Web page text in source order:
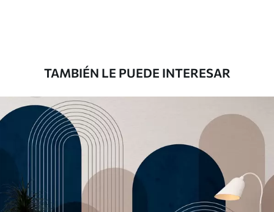
199833.33119900.00$/m²
TAMBIÉN LE PUEDE INTERESAR